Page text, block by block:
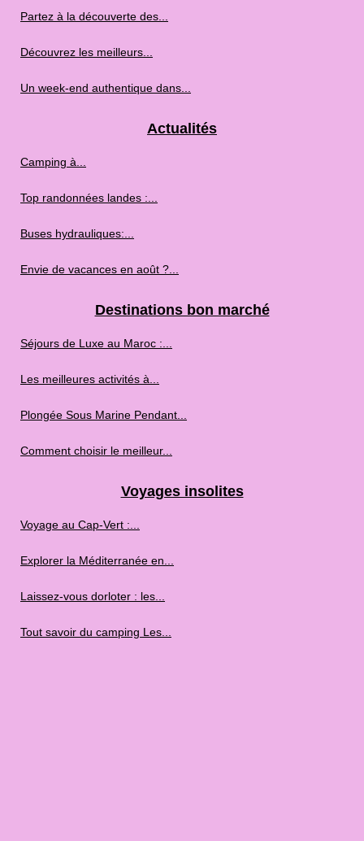
Partez à la découverte des...
Découvrez les meilleurs...
Un week-end authentique dans...
Actualités
Camping à...
Top randonnées landes :...
Buses hydrauliques:...
Envie de vacances en août ?...
Destinations bon marché
Séjours de Luxe au Maroc :...
Les meilleures activités à...
Plongée Sous Marine Pendant...
Comment choisir le meilleur...
Voyages insolites
Voyage au Cap‑Vert :...
Explorer la Méditerranée en...
Laissez-vous dorloter : les...
Tout savoir du camping Les...